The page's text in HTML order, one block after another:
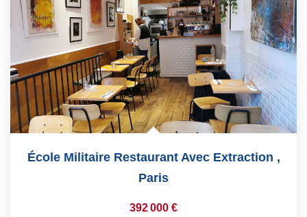
École Militaire Restaurant Avec Extraction ,
Paris
392 000 €